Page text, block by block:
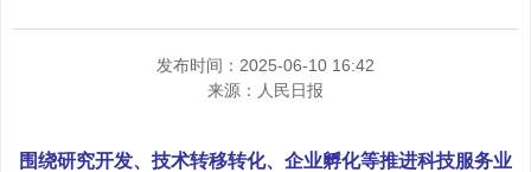
发布时间：2025-06-10 16:42
来源： 人民日报
围绕研究开发、技术转移转化、企业孵化等推进科技服务业